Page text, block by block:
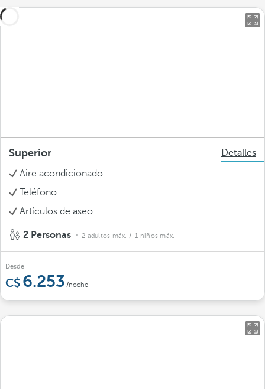
Superior
Detalles
Aire acondicionado
Teléfono
Artículos de aseo
2 Personas 2 adultos máx. / 1 niños máx.
Desde
6.253 /noche